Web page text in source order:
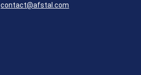
contact@afstal.com